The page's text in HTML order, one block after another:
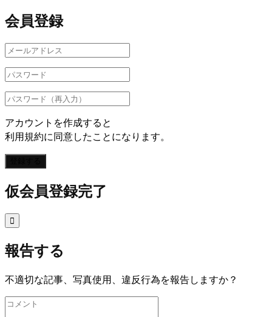
会員登録
アカウントを作成すると
利用規約に同意したことになります。
仮会員登録完了

報告する
不適切な記事、写真使用、違反行為を報告しますか？